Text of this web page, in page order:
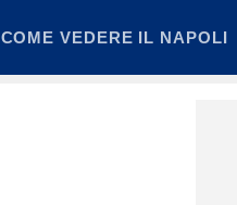
COME VEDERE IL NAPOLI